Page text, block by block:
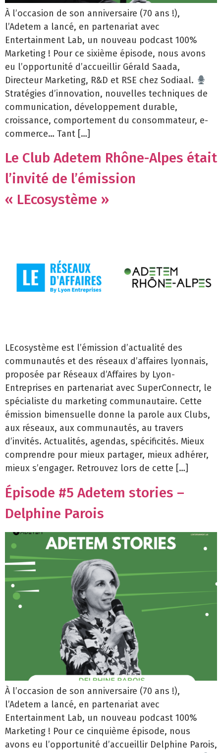
À l’occasion de son anniversaire (70 ans !),
l’Adetem a lancé, en partenariat avec
Entertainment Lab, un nouveau podcast 100%
Marketing ! Pour ce sixième épisode, nous avons
eu l’opportunité d’accueillir Gérald Saada,
Directeur Marketing, R&D et RSE chez Sodiaal.
Stratégies d’innovation, nouvelles techniques de
communication, développement durable,
croissance, comportement du consommateur, e-
commerce… Tant […]
Le Club Adetem Rhône-Alpes était
l’invité de l’émission
« LEcosystème »
LEcosystème est l’émission d’actualité des
communautés et des réseaux d’affaires lyonnais,
proposée par Réseaux d’Affaires by Lyon-
Entreprises en partenariat avec SuperConnectr, le
spécialiste du marketing communautaire. Cette
émission bimensuelle donne la parole aux Clubs,
aux réseaux, aux communautés, au travers
d’invités. Actualités, agendas, spécificités. Mieux
comprendre pour mieux partager, mieux adhérer,
mieux s’engager. Retrouvez lors de cette […]
Épisode #5 Adetem stories –
Delphine Parois
À l’occasion de son anniversaire (70 ans !),
l’Adetem a lancé, en partenariat avec
Entertainment Lab, un nouveau podcast 100%
Marketing ! Pour ce cinquième épisode, nous
avons eu l’opportunité d’accueillir Delphine Parois,